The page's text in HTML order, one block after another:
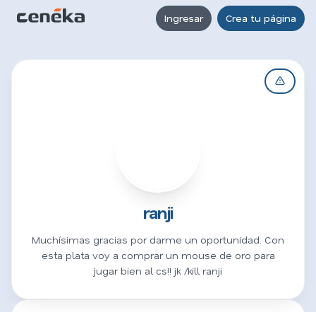
Ingresar Crea tu página
ranji
Muchísimas gracias por darme un oportunidad. Con
esta plata voy a comprar un mouse de oro para
jugar bien al cs!! jk /kill ranji